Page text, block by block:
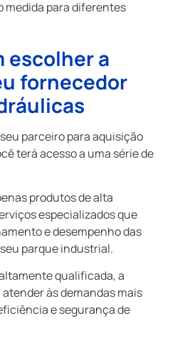
medida para diferentes
escolher a
fornecedor
parceiro para aquisição
terá acesso a uma série de
produtos de alta
especializados que
e desempenho das
parque industrial.
qualificada, a
às demandas mais
e segurança de